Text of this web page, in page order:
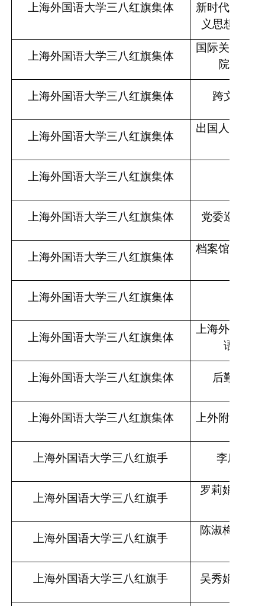
上海外国语大学三八红旗集体
新时代中国
义思想概论
上海外国语大学三八红旗集体
国际关系与
院行政
上海外国语大学三八红旗集体 跨文化研
上海外国语大学三八红旗集体
出国人员培
上海外国语大学三八红旗集体
上海外国语大学三八红旗集体 党委巡察工
上海外国语大学三八红旗集体
档案馆、
上海外国语大学三八红旗集体
上海外国语大学三八红旗集体
上海外语教
语种事
上海外国语大学三八红旗集体 后勤工作
上海外国语大学三八红旗集体 上外附中学
上海外国语大学三八红旗手 李欣
上海外国语大学三八红旗手
罗莉娟
上海外国语大学三八红旗手
陈淑梅
上海外国语大学三八红旗手 吴秀娟